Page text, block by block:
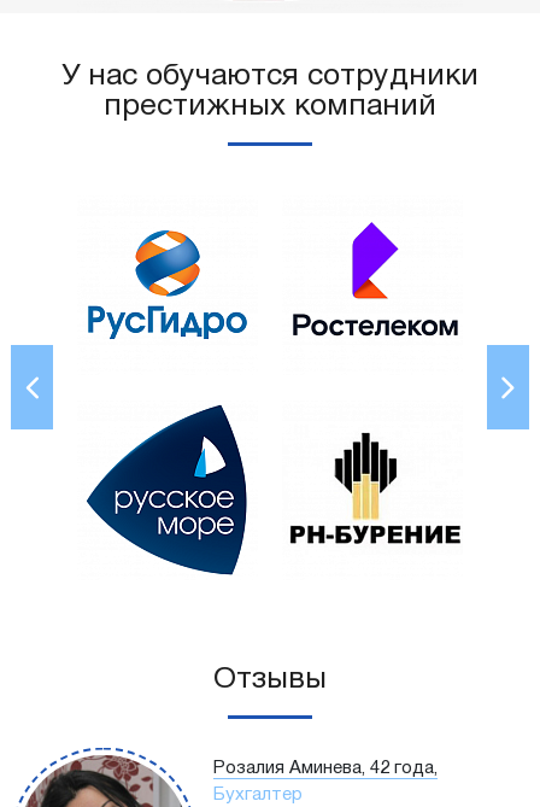
У нас обучаются сотрудники
престижных компаний
Отзывы
Розалия Аминева, 42 года,
Бухгалтер